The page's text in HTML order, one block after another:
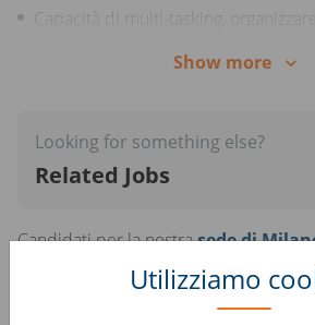
Utilizziamo
continuamente la nostra rete
Capacità di multi-tasking,
Show more
Looking for something else?
Related Jobs
Candidati per la nostrasede di
essere protagonista del tuo futuro con
contesto internazionale e in crescita